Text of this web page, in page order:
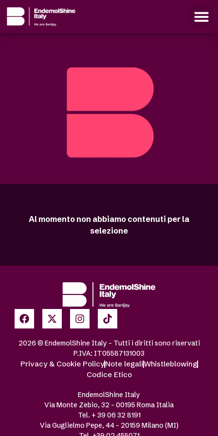
Al momento non abbiamo contenuti per la
selezione
2026 © EndemolShine Italy – Tutti i diritti sono riservati
P.IVA: IT05587131003
Privacy & Cookie PolicyNote legaliWhistleblowing
Codice Etico
EndemolShine Italy
Via Monte Zebio, 32 – 00195 Roma Italia
Tel. + 39 06 32 8191
Via Guglielmo Pepe, 44 – 20159 Milano (MI)